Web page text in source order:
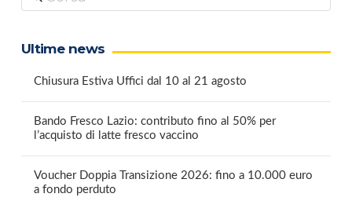
Ultime news
Chiusura Estiva Uffici dal 10 al 21 agosto
Bando Fresco Lazio: contributo fino al 50% per
l’acquisto di latte fresco vaccino
Voucher Doppia Transizione 2026: fino a 10.000 euro
a fondo perduto